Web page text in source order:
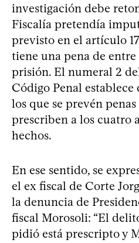
investigación debe
Fiscalía pretendía
previsto en el artículo
tiene una pena de entre
prisión. El numeral 2
Código Penal
los que se prevén
prescriben a los cuatro
hechos.
En ese sentido, se
el ex fiscal de Corte
la denuncia de
fiscal Morosoli: “El
pidió está prescripto y